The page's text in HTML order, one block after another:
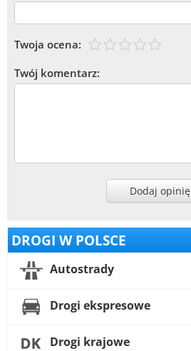
Twoja ocena:
Twój komentarz:
Dodaj opinię
DROGI W POLSCE
Autostrady
Drogi ekspresowe
Drogi krajowe